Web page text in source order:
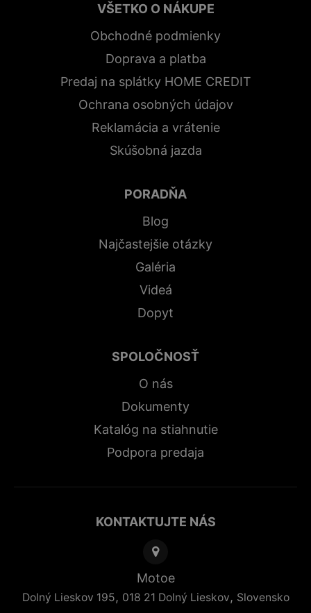
VŠETKO O NÁKUPE
Obchodné podmienky
Doprava a platba
Predaj na splátky HOME CREDIT
Ochrana osobných údajov
Reklamácia a vrátenie
Skúšobná jazda
PORADŇA
Blog
Najčastejšie otázky
Galéria
Videá
Dopyt
SPOLOČNOSŤ
O nás
Dokumenty
Katalóg na stiahnutie
Podpora predaja
KONTAKTUJTE NÁS
Motoe
Dolný Lieskov 195, 018 21 Dolný Lieskov, Slovensko